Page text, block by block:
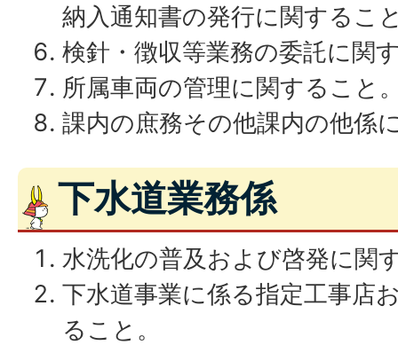
納入通知書の発行に関するこ
検針・徴収等業務の委託に関
所属車両の管理に関すること
課内の庶務その他課内の他係
下水道業務係
水洗化の普及および啓発に関
下水道事業に係る指定工事店
ること。